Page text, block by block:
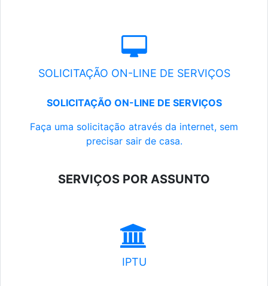
SOLICITAÇÃO ON-LINE DE SERVIÇOS
SOLICITAÇÃO ON-LINE DE SERVIÇOS
Faça uma solicitação através da internet, sem
precisar sair de casa.
SERVIÇOS POR ASSUNTO
IPTU